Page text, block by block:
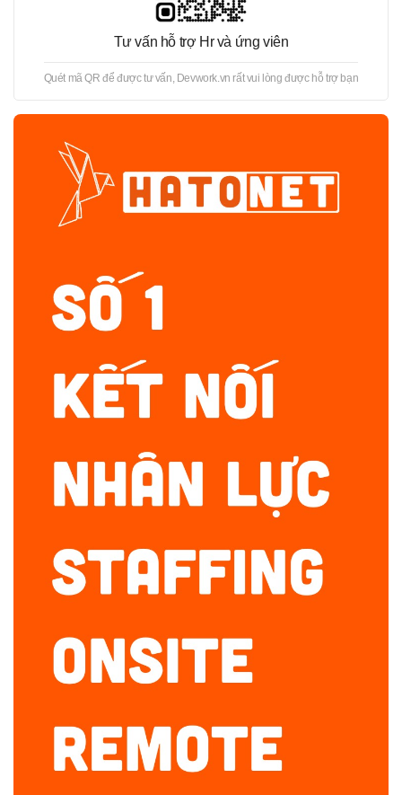
Tư vấn hỗ trợ Hr và ứng viên
Quét mã QR để được tư vấn, Devwork.vn rất vui lòng được hỗ trợ bạn